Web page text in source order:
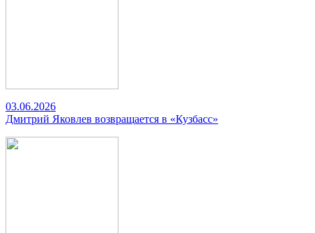
03.06.2026
Дмитрий Яковлев возвращается в «Кузбасс»